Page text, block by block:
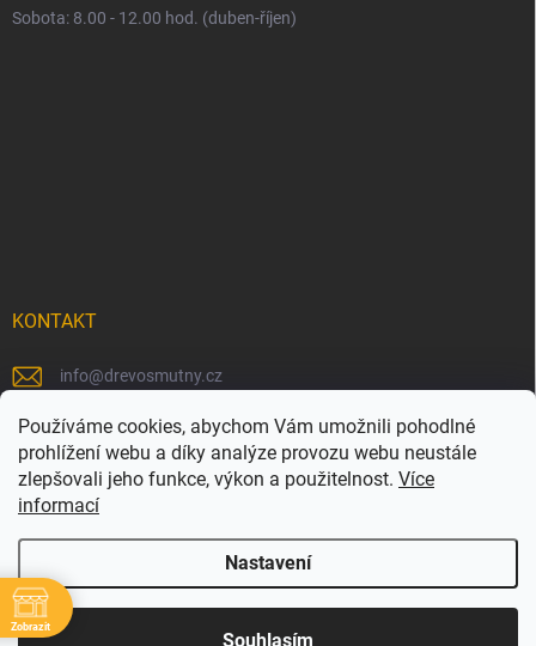
Používáme cookies, abychom Vám umožnili pohodlné
prohlížení webu a díky analýze provozu webu neustále
zlepšovali jeho funkce, výkon a použitelnost. Více
informací
Nastavení
Souhlasím
Sobota: 8.00 - 12.00 hod. (duben-říjen)
KONTAKT
info@drevosmutny.cz
+420 725 710 840
https://www.facebook.com/drevosmutny/
drevosmutny/
Dřevosmutný . Všechna práva vyhrazena.
Zobrazit